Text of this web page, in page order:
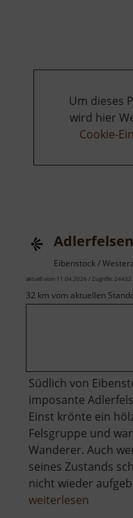
Um dieses
wird hier
Cookie-
Adlerfelsen
Eibenstock /
aktuell vom 11.04.2026 / Zugriffe: 24432
32 km vom aktuellen
Südlich von
imposante
Einst krönte ein
Felsgruppe und
Wanderer. Auch
seines Zustands
nicht wieder
weiterlesen